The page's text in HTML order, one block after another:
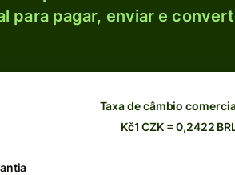
para pagar, enviar e
Taxa de câmbio
Kč1 CZK = 0,2422